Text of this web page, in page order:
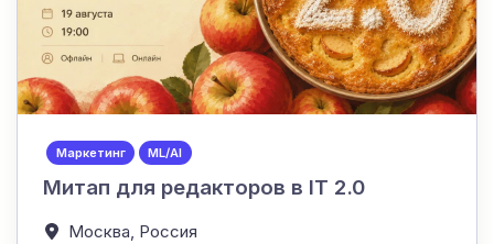
Маркетинг ML/AI
Митап для редакторов в IT 2.0
Москва, Россия